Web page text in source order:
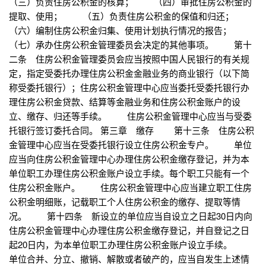
提取、使用； （五）负责住房公积金的保值和归还；
（六）编制住房公积金归集、使用计划执行情况的报告；
（七）承办住房公积金管理委员会决定的其他事项。 第十
二条 住房公积金管理委员会应当按照中国人民银行的有关规
定，指定受委托办理住房公积金金融业务的商业银行（以下简
称受委托银行）；住房公积金管理中心应当委托受委托银行办
理住房公积金贷款、结算等金融业务和住房公积金账户的设
立、缴存、归还等手续。 住房公积金管理中心应当与受委
托银行签订委托合同。 第三章 缴存 第十三条 住房公积
金管理中心应当在受委托银行设立住房公积金专户。 单位
应当向住房公积金管理中心办理住房公积金缴存登记，并为本
单位职工办理住房公积金账户设立手续。每个职工只能有一个
住房公积金账户。 住房公积金管理中心应当建立职工住房
公积金明细账，记载职工个人住房公积金的缴存、提取等情
况。 第十四条 新设立的单位应当自设立之日起30日内向
住房公积金管理中心办理住房公积金缴存登记，并自登记之日
起20日内，为本单位职工办理住房公积金账户设立手续。
单位合并、分立、撤销、解散或者破产的，应当自发生上述情